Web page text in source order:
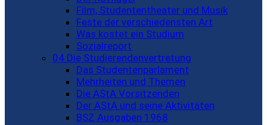
Film, Studententheater und Musik
Feste der verschiedensten Art
Was kostet ein Studium
Sozialreport
04 Die Studierendenvertretung
Das Studentenparlament
Mehrheiten und Themen
Die AStA Vorsitzenden
Der AStA und seine Aktivitäten
BSZ Ausgaben 1968